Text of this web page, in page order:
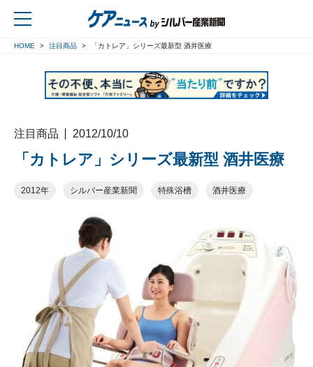
HOME 注目商品 「カトレア」シリーズ最新型 酒井医療
注目商品 2012/10/10
「カトレア」シリーズ最新型 酒井医療
2012年 シルバー産業新聞 特殊浴槽 酒井医療